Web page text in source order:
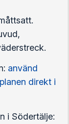
använd
direkt i
i Södertälje: